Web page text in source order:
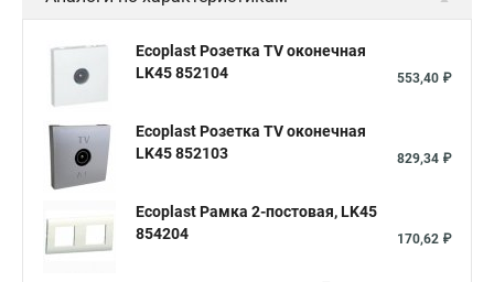
Ecoplast Розетка TV оконечная
LK45 852104
553,40 ₽
Ecoplast Розетка TV оконечная
LK45 852103
829,34 ₽
Ecoplast Рамка 2-постовая, LK45
854204
170,62 ₽